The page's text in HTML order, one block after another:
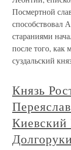
Посмертной
способствовал
стараниями
после того, как
суздальский
Князь